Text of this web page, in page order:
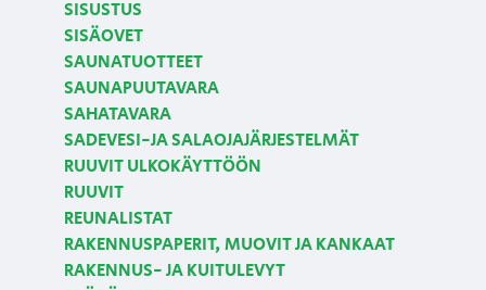
SISUSTUS
SISÄOVET
SAUNATUOTTEET
SAUNAPUUTAVARA
SAHATAVARA
SADEVESI-JA SALAOJAJÄRJESTELMÄT
RUUVIT ULKOKÄYTTÖÖN
RUUVIT
REUNALISTAT
RAKENNUSPAPERIT, MUOVIT JA KANKAAT
RAKENNUS- JA KUITULEVYT